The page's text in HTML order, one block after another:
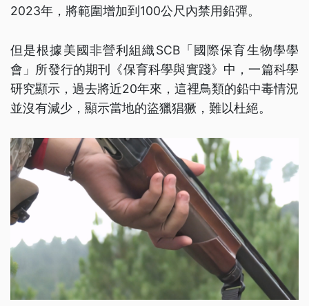
2023年，將範圍增加到100公尺內禁用鉛彈。
但是根據美國非營利組織SCB「國際保育生物學學
會」所發行的期刊《保育科學與實踐》中，一篇科學
研究顯示，過去將近20年來，這裡鳥類的鉛中毒情況
並沒有減少，顯示當地的盜獵猖獗，難以杜絕。